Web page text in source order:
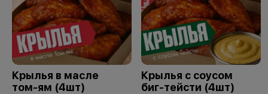
Крылья в масле
том-ям (4шт)
Крылья с соусом
биг-тейсти (4шт)